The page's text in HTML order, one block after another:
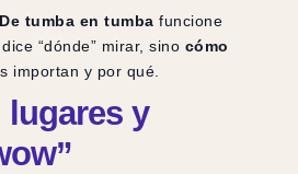
De tumba en tumba funcione
“dónde” mirar, sino cómo
importan y por qué.
lugares y